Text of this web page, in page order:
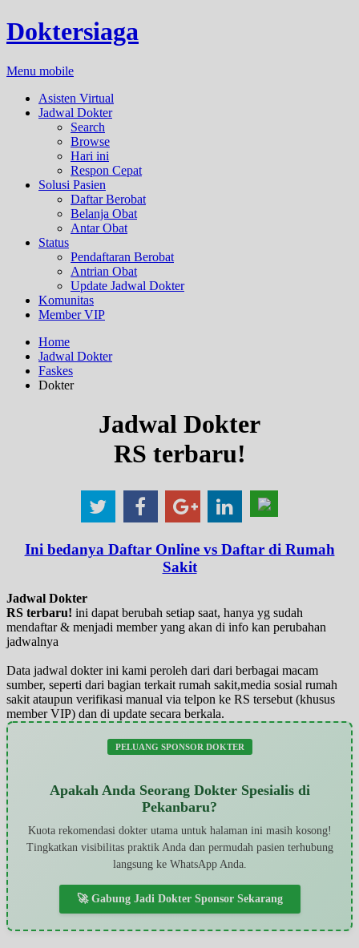
Doktersiaga
Menu mobile
Asisten Virtual
Jadwal Dokter
Search
Browse
Hari ini
Respon Cepat
Solusi Pasien
Daftar Berobat
Belanja Obat
Antar Obat
Status
Pendaftaran Berobat
Antrian Obat
Update Jadwal Dokter
Komunitas
Member VIP
Home
Jadwal Dokter
Faskes
Dokter
Jadwal Dokter
RS terbaru!
Ini bedanya Daftar Online vs Daftar di Rumah
Sakit
Jadwal Dokter
RS terbaru! ini dapat berubah setiap saat, hanya yg sudah
mendaftar & menjadi member yang akan di info kan perubahan
jadwalnya
Data jadwal dokter ini kami peroleh dari dari berbagai macam
sumber, seperti dari bagian terkait rumah sakit,media sosial rumah
sakit ataupun verifikasi manual via telpon ke RS tersebut (khusus
member VIP) dan di update secara berkala.
PELUANG SPONSOR DOKTER
Apakah Anda Seorang Dokter Spesialis di
Pekanbaru?
Kuota rekomendasi dokter utama untuk halaman ini masih kosong!
Tingkatkan visibilitas praktik Anda dan permudah pasien terhubung
langsung ke WhatsApp Anda.
🚀 Gabung Jadi Dokter Sponsor Sekarang